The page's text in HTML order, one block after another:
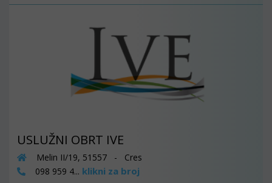
USLUŽNI OBRT IVE
Melin II/19, 51557 - Cres
098 959 4... klikni za broj